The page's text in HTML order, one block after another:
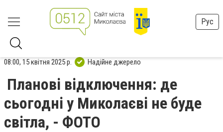
Рус
08:00, 15 квітня 2025 р. Надійне джерело
Планові відключення: де
сьогодні у Миколаєві не буде
світла, - ФОТО